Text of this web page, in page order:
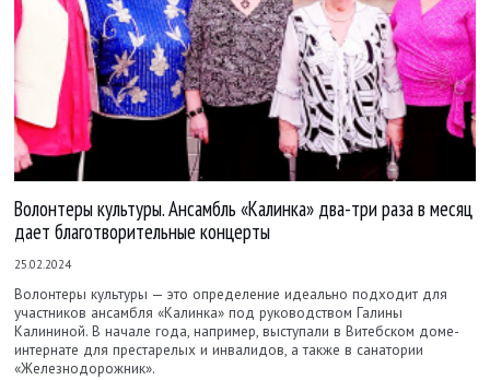
Волонтеры культуры. Ансамбль «Калинка» два-три раза в месяц
дает благотворительные концерты
25.02.2024
Волонтеры культуры — это определение идеально подходит для
участников ансамбля «Калинка» под руководством Галины
Калининой. В начале года, например, выступали в Витебском доме-
интернате для престарелых и инвалидов, а также в санатории
«Железнодорожник».